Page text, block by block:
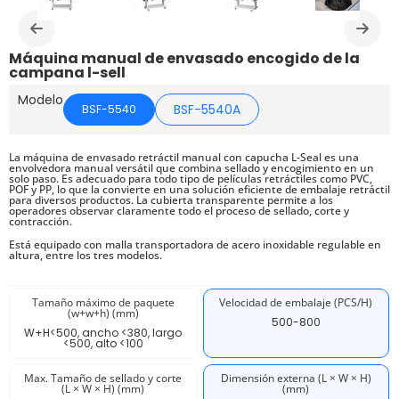
Máquina manual de envasado encogido de la
campana l-sell
Modelo
BSF-5540 BSF-5540A
La máquina de envasado retráctil manual con capucha L-Seal es una
envolvedora manual versátil que combina sellado y encogimiento en un
solo paso. Es adecuado para todo tipo de películas retráctiles como PVC,
POF y PP, lo que la convierte en una solución eficiente de embalaje retráctil
para diversos productos. La cubierta transparente permite a los
operadores observar claramente todo el proceso de sellado, corte y
contracción.
Está equipado con malla transportadora de acero inoxidable regulable en
altura, entre los tres modelos.
Tamaño máximo de paquete
(w+w+h) (mm)
W+H<500, ancho <380, largo
<500, alto <100
Velocidad de embalaje (PCS/H)
500-800
Max. Tamaño de sellado y corte
(L × W × H) (mm)
Dimensión externa (L × W × H)
(mm)